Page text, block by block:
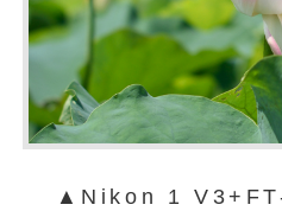
▲Nikon 1